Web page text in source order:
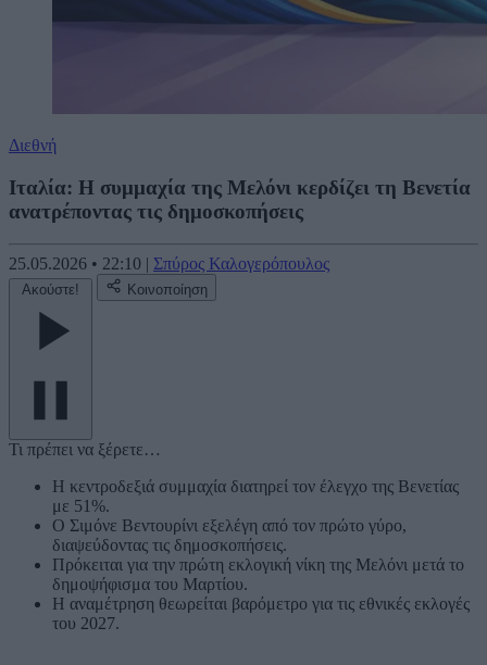
Διεθνή
Ιταλία: Η συμμαχία της Μελόνι κερδίζει τη Βενετία
ανατρέποντας τις δημοσκοπήσεις
25.05.2026 • 22:10 | Σπύρος Καλογερόπουλος
Ακούστε! Κοινοποίηση
Τι πρέπει να ξέρετε…
Η κεντροδεξιά συμμαχία διατηρεί τον έλεγχο της Βενετίας
με 51%.
Ο Σιμόνε Βεντουρίνι εξελέγη από τον πρώτο γύρο,
διαψεύδοντας τις δημοσκοπήσεις.
Πρόκειται για την πρώτη εκλογική νίκη της Μελόνι μετά το
δημοψήφισμα του Μαρτίου.
Η αναμέτρηση θεωρείται βαρόμετρο για τις εθνικές εκλογές
του 2027.